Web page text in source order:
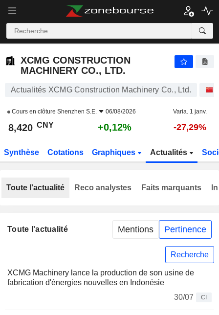
XCMG CONSTRUCTION
MACHINERY CO., LTD.
Actualités XCMG Construction Machinery Co., Ltd.
Cours en clôture Shenzhen S.E. 06/08/2026 Varia. 1 janv.
8,420 CNY +0,12% -27,29%
Synthèse Cotations Graphiques Actualités
Toute l'actualité Mentions Pertinence
Recherche
XCMG Machinery lance la production de son usine de
fabrication d'énergies nouvelles en Indonésie
30/07
CI
Toute l'actualité Reco analystes Faits marquants